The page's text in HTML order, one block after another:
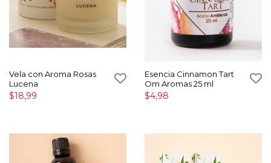
Vela con Aroma Rosas
Lucena
$18,99
Esencia Cinnamon Tart
Om Aromas 25 ml
$4,98